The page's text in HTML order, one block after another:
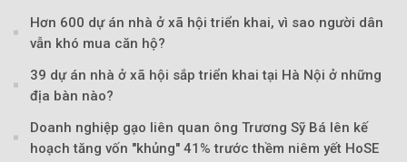
Hơn 600 dự án nhà ở xã hội triển khai, vì sao người dân
vẫn khó mua căn hộ?
39 dự án nhà ở xã hội sắp triển khai tại Hà Nội ở những
địa bàn nào?
Doanh nghiệp gạo liên quan ông Trương Sỹ Bá lên kế
hoạch tăng vốn "khủng" 41% trước thềm niêm yết HoSE